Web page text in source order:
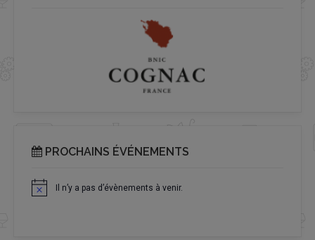
PROCHAINS ÉVÉNEMENTS
Notice Il n’y a pas d’évènements à venir.